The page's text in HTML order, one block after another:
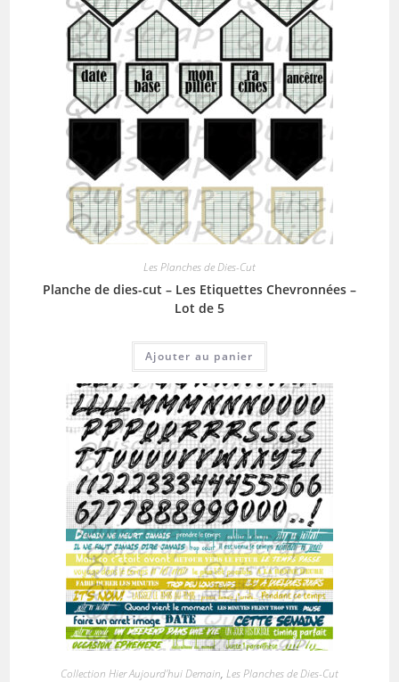
Les Planches de Dies-Cut
Planche de dies-cut – Les Etiquettes Chevronnées –
Lot de 5
Ajouter au panier
Collection Hier Aujourd'hui Demain, Les Planches de Dies-Cut